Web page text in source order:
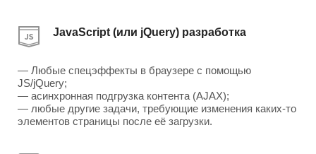
JavaScript (или jQuery) разработка
— Любые спецэффекты в браузере с помощью
JS/jQuery;
— асинхронная подгрузка контента (AJAX);
— любые другие задачи, требующие изменения каких-то
элементов страницы после её загрузки.